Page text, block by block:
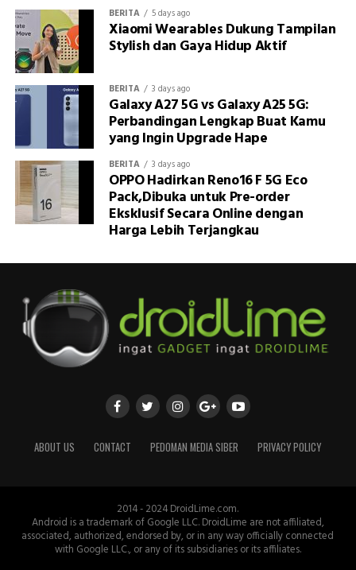
BERITA 5 days ago
Xiaomi Wearables Dukung Tampilan
Stylish dan Gaya Hidup Aktif
BERITA 3 days ago
Galaxy A27 5G vs Galaxy A25 5G:
Perbandingan Lengkap Buat Kamu
yang Ingin Upgrade Hape
BERITA 3 days ago
OPPO Hadirkan Reno16 F 5G Eco
Pack,Dibuka untuk Pre-order
Eksklusif Secara Online dengan
Harga Lebih Terjangkau
ABOUT US CONTACT PEDOMAN MEDIA SIBER PRIVACY POLICY
2014 - 2024 DroidLime.com.
Android is a trademark of Google LLC. DroidLime are not affiliated,
associated, authorized, endorsed by, or in any way officially connected
with Google LLC., or any of its subsidiaries or its affiliates.